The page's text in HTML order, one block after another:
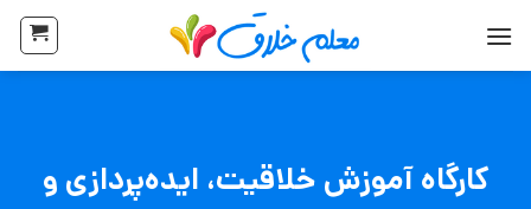
کارگاه آموزش خلاقیت، ایده‌پردازی و